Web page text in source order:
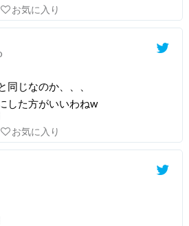
お気に入り
同じなのか、、、
した方がいいわねw
お気に入り